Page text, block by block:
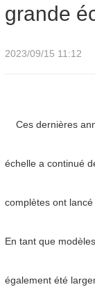
grande
2023/09/15 11:12
Ces dernières
échelle a continué
complètes ont
En tant que
également été